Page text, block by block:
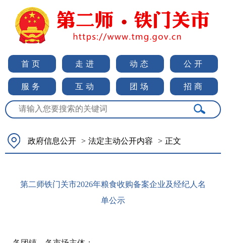
首页 走进 动态 公开
服务 互动 团场 招商
政府信息公开 > 法定主动公开内容 > 正文
第二师铁门关市2026年粮食收购备案企业及经纪人名
单公示